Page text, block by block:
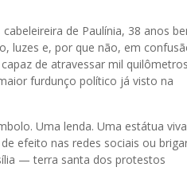
de Paulínia, 38 anos
luzes e, por que não, em
de atravessar mil
furdunço político já visto na
Uma lenda. Uma estátua viva
efeito nas redes sociais ou
— terra santa dos protestos